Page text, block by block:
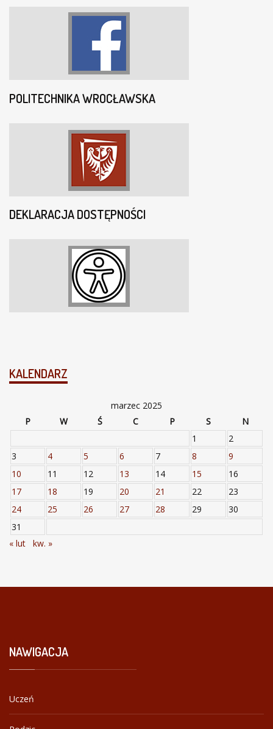
POLITECHNIKA WROCŁAWSKA
DEKLARACJA DOSTĘPNOŚCI
KALENDARZ
marzec 2025
P
W Ś C P S
N
1
2
3
4 5 6 7 8
9
10
11 12 13 14 15
16
17
18 19 20 21 22
23
24
25 26 27 28 29
30
31
« lut
kw. »
NAWIGACJA
Uczeń